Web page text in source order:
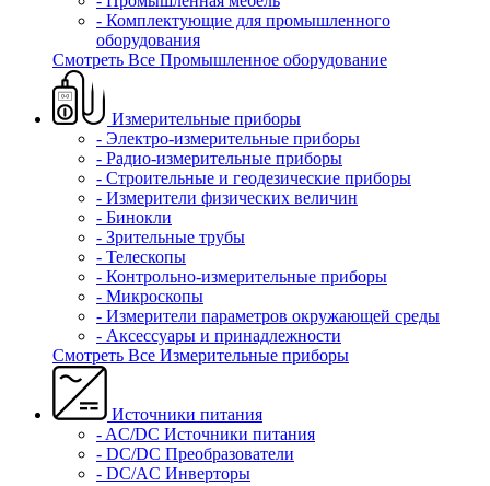
- Комплектующие для промышленного
оборудования
Смотреть Все Промышленное оборудование
Измерительные приборы
- Электро-измерительные приборы
- Радио-измерительные приборы
- Строительные и геодезические приборы
- Измерители физических величин
- Бинокли
- Зрительные трубы
- Телескопы
- Контрольно-измерительные приборы
- Микроскопы
- Измерители параметров окружающей среды
- Аксессуары и принадлежности
Смотреть Все Измерительные приборы
Источники питания
- AC/DC Источники питания
- DC/DC Преобразователи
- DC/AC Инверторы